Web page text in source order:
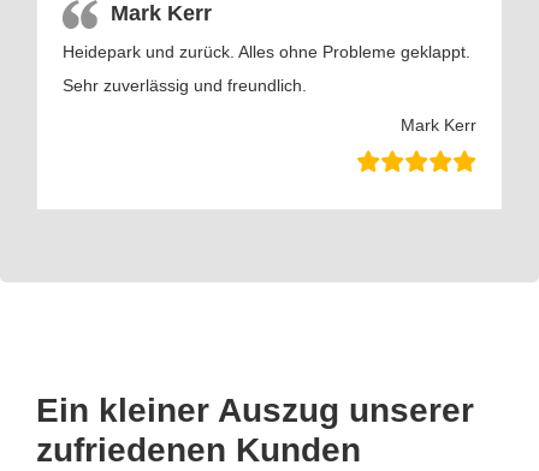
Mark Kerr
Heidepark und zurück. Alles ohne Probleme geklappt.
Sehr zuverlässig und freundlich.
Mark Kerr
Ein kleiner Auszug unserer
zufriedenen Kunden